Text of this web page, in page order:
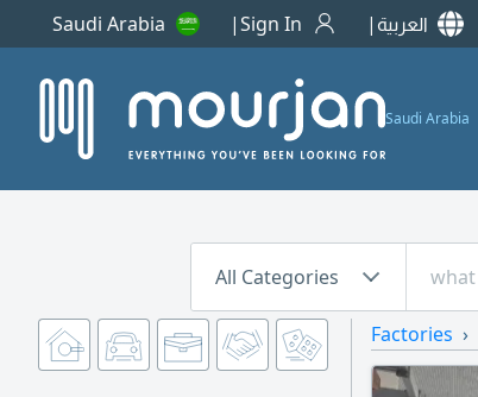
Saudi Arabia Sign In العربية
Saudi Arabia
All Categories
Factories